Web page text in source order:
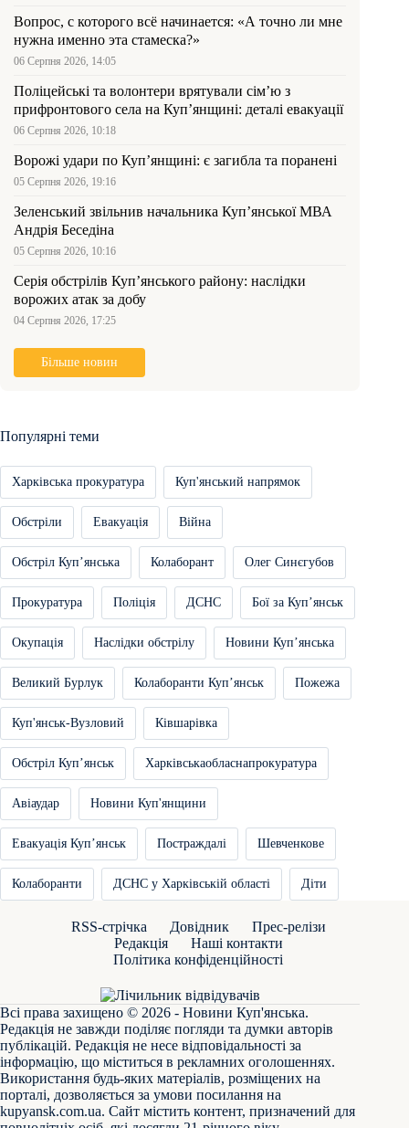
Вопрос, с которого всё начинается: «А точно ли мне
нужна именно эта стамеска?»
06 Серпня 2026, 14:05
Поліцейські та волонтери врятували сім’ю з
прифронтового села на Куп’янщині: деталі евакуації
06 Серпня 2026, 10:18
Ворожі удари по Куп’янщині: є загибла та поранені
05 Серпня 2026, 19:16
Зеленський звільнив начальника Купʼянської МВА
Андрія Беседіна
05 Серпня 2026, 10:16
Серія обстрілів Куп’янського району: наслідки
ворожих атак за добу
04 Серпня 2026, 17:25
Більше новин
Популярні теми
Харківська прокуратура Куп'янський напрямок
Обстріли Евакуація Війна
Обстріл Купʼянська Колаборант Олег Синєгубов
Прокуратура Поліція ДСНС Бої за Купʼянськ
Окупація Наслідки обстрілу Новини Купʼянська
Великий Бурлук Колаборанти Купʼянськ Пожежа
Куп'янськ-Вузловий Ківшарівка
Обстріл Купʼянськ Харківськаобласнапрокуратура
Авіаудар Новини Куп'янщини
Евакуація Купʼянськ Постраждалі Шевченкове
Колаборанти ДСНС у Харківській області Діти
RSS-стрічка Довідник
Прес-релізи
Редакція
Наші контакти
Політика конфіденційності
Всі права захищено © 2026 - Новини Куп'янська.
Редакція не завжди поділяє погляди та думки авторів
публікацій. Редакція не несе відповідальності за
інформацію, що міститься в рекламних оголошеннях.
Використання будь-яких матеріалів, розміщених на
порталі, дозволяється за умови посилання на
kupyansk.com.ua. Сайт містить контент, призначений для